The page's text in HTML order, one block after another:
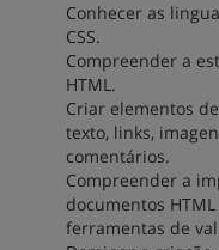
Conhecer as
CSS.
Compreender a
HTML.
Criar elementos
texto, links,
comentários.
Compreender a
documentos
ferramentas de